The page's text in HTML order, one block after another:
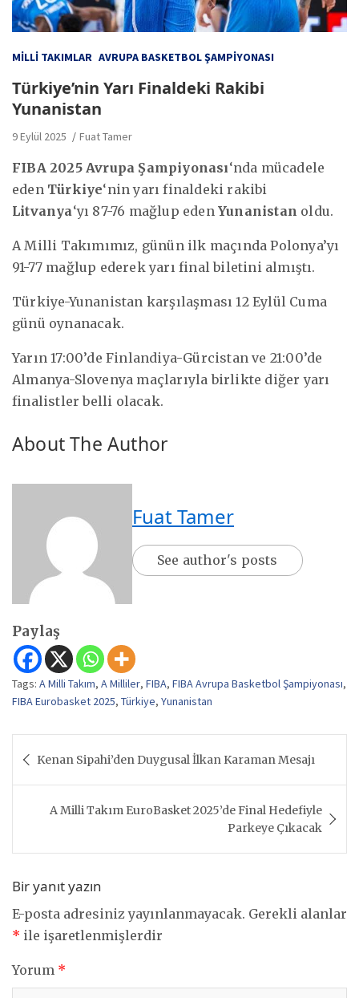
MILLI TAKIMLAR AVRUPA BASKETBOL ŞAMPIYONASI
Türkiye’nin Yarı Finaldeki Rakibi
Yunanistan
9 Eylül 2025 Fuat Tamer
FIBA 2025 Avrupa Şampiyonası‘nda mücadele
eden Türkiye‘nin yarı finaldeki rakibi
Litvanya‘yı 87-76 mağlup edenYunanistan oldu.
A Milli Takımımız, günün ilk maçında Polonya’yı
91-77 mağlup ederek yarı final biletini almıştı.
Türkiye-Yunanistan karşılaşması 12 Eylül Cuma
günü oynanacak.
Yarın 17:00’de Finlandiya-Gürcistan ve 21:00’de
Almanya-Slovenya maçlarıyla birlikte diğer yarı
finalistler belli olacak.
About The Author
Fuat Tamer
See author's posts
Paylaş
Tags: A Milli Takım, A Milliler, FIBA, FIBA Avrupa Basketbol Şampiyonası,
FIBA Eurobasket 2025, Türkiye, Yunanistan
gezinmesi
Kenan Sipahi’den Duygusal İlkan Karaman Mesajı
A Milli Takım EuroBasket 2025’de Final Hedefiyle
Parkeye Çıkacak
Bir yanıt yazın
E-posta adresiniz yayınlanmayacak. Gerekli alanlar
* ile işaretlenmişlerdir
Yorum *